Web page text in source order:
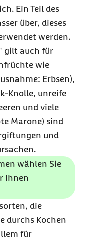
Ein Teil des
über, dieses
werden.
gilt auch für
wie
Erbsen),
Knolle, unreife
und viele
Marone) sind
und
wählen Sie
Ihnen
die
durchs Kochen
für